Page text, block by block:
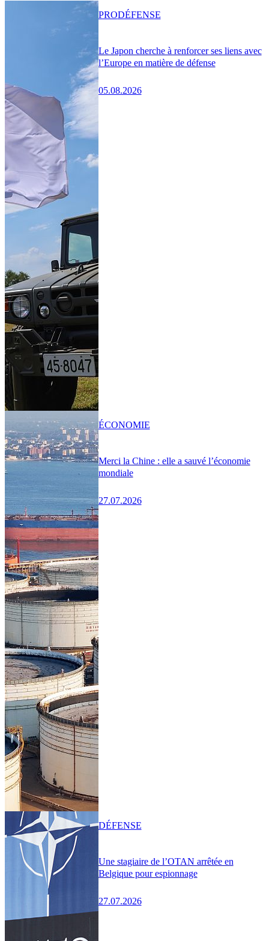
Le Japon cherche à renforcer ses liens avec
l’Europe en matière de défense
05.08.2026
PRODÉFENSE
Merci la Chine : elle a sauvé l’économie
mondiale
27.07.2026
ÉCONOMIE
Une stagiaire de l’OTAN arrêtée en
Belgique pour espionnage
27.07.2026
DÉFENSE